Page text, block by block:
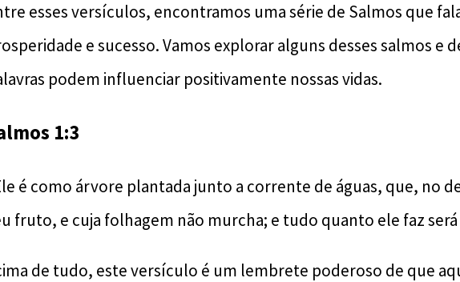
esses versículos, encontramos uma série de Salmos que
e sucesso. Vamos explorar alguns desses salmos e
podem influenciar positivamente nossas vidas.
1:3
é como árvore plantada junto a corrente de águas, que, no
fruto, e cuja folhagem não murcha; e tudo quanto ele faz
de tudo, este versículo é um lembrete poderoso de que